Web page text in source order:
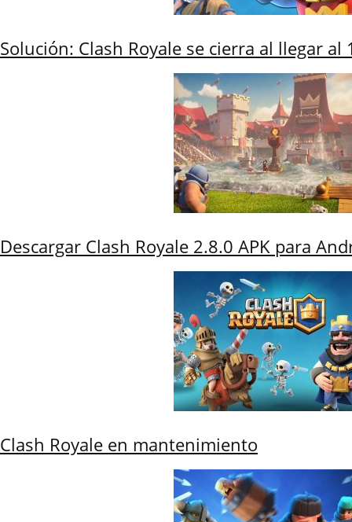
Solución: Clash Royale se cierra al llegar al
Descargar Clash Royale 2.8.0 APK para
Clash Royale en mantenimiento